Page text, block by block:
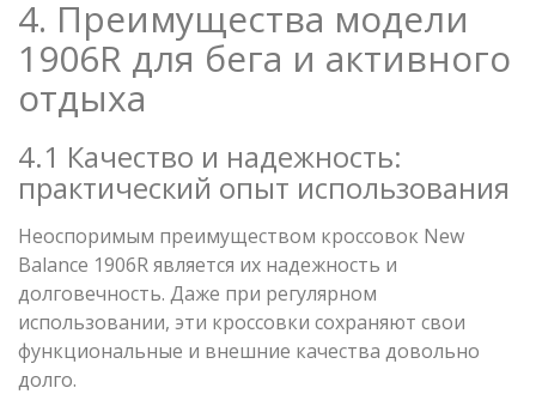
4. Преимущества модели
1906R для бега и активного
отдыха
4.1 Качество и надежность:
практический опыт использования
Неоспоримым преимуществом кроссовок New
Balance 1906R является их надежность и
долговечность. Даже при регулярном
использовании, эти кроссовки сохраняют свои
функциональные и внешние качества довольно
долго.